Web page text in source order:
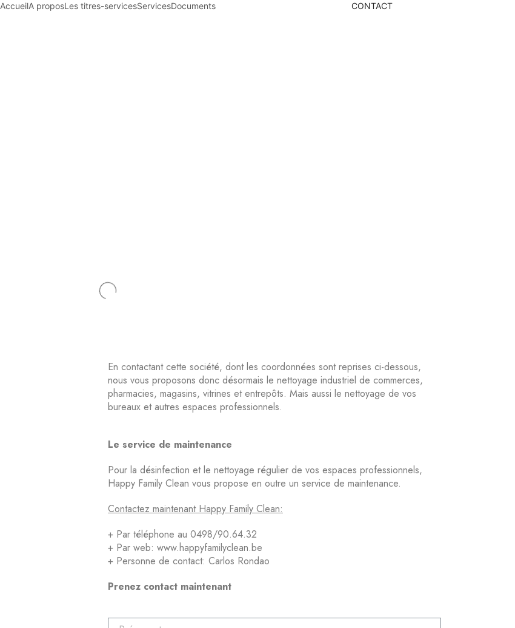
AccueilA proposLes titres-servicesServicesDocuments CONTACT
En contactant cette société, dont les coordonnées sont reprises ci-dessous,
nous vous proposons donc désormais le nettoyage industriel de commerces,
pharmacies, magasins, vitrines et entrepôts. Mais aussi le nettoyage de vos
bureaux et autres espaces professionnels.
Le service de maintenance
Pour la désinfection et le nettoyage régulier de vos espaces professionnels,
Happy Family Clean vous propose en outre un service de maintenance.
Contactez maintenant Happy Family Clean:
+ Par téléphone au 0498/90.64.32
+ Par web: www.happyfamilyclean.be
+ Personne de contact: Carlos Rondao
Prenez contact maintenant